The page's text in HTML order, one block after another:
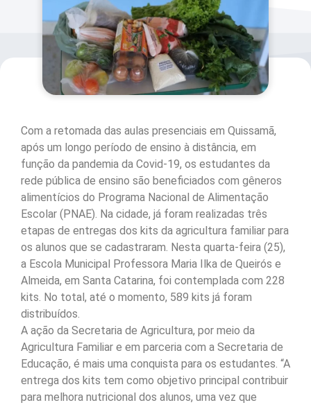
Com a retomada das aulas presenciais em Quissamã,
após um longo período de ensino à distância, em
função da pandemia da Covid-19, os estudantes da
rede pública de ensino são beneficiados com gêneros
alimentícios do Programa Nacional de Alimentação
Escolar (PNAE). Na cidade, já foram realizadas três
etapas de entregas dos kits da agricultura familiar para
os alunos que se cadastraram. Nesta quarta-feira (25),
a Escola Municipal Professora Maria Ilka de Queirós e
Almeida, em Santa Catarina, foi contemplada com 228
kits. No total, até o momento, 589 kits já foram
distribuídos.
A ação da Secretaria de Agricultura, por meio da
Agricultura Familiar e em parceria com a Secretaria de
Educação, é mais uma conquista para os estudantes. “A
entrega dos kits tem como objetivo principal contribuir
para melhora nutricional dos alunos, uma vez que